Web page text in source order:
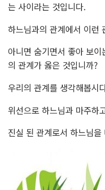
는 사이라는 것입니다.
하느님과의 관계에서 이런
아니면 숨기면서 좋아 보
의 관계가 옳은 것입니까?
우리의 관계를 생각해봅시
위선으로 하느님과 마주하
진실 된 관계로서 하느님